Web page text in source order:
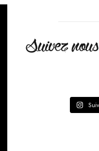
Suivez